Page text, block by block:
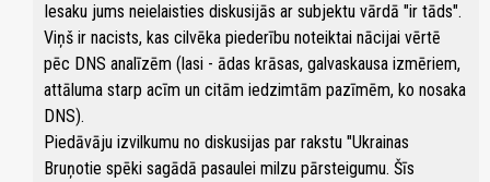
Iesaku jums neielaisties diskusijās ar subjektu vārdā "ir tāds".
Viņš ir nacists, kas cilvēka piederību noteiktai nācijai vērtē
pēc DNS analīzēm (lasi - ādas krāsas, galvaskausa izmēriem,
attāluma starp acīm un citām iedzimtām pazīmēm, ko nosaka
DNS).
Piedāvāju izvilkumu no diskusijas par rakstu "Ukrainas
Bruņotie spēki sagādā pasaulei milzu pārsteigumu. Šīs